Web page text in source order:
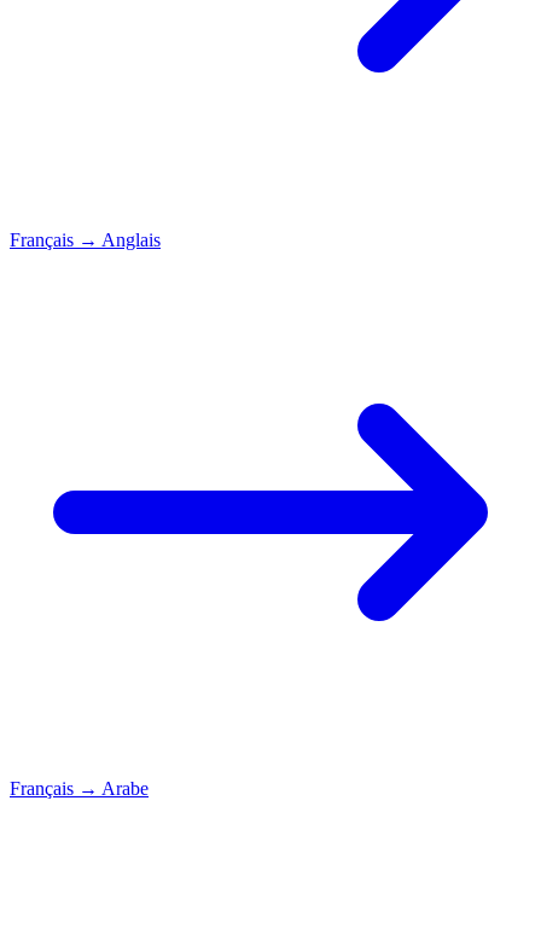
Français → Anglais
Français → Arabe